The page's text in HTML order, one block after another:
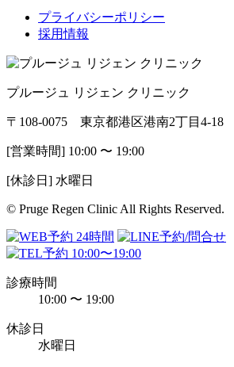
プライバシーポリシー
採用情報
プルージュ リジェン クリニック
〒108-0075 東京都港区港南2丁目4-18
[営業時間] 10:00 〜 19:00
[休診日] 水曜日
© Pruge Regen Clinic All Rights Reserved.
診療時間
10:00 〜 19:00
休診日
水曜日